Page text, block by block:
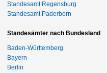
Standesamt Regensburg
Standesamt Paderborn
Standesämter nach Bundesland
Baden-Württemberg
Bayern
Berlin